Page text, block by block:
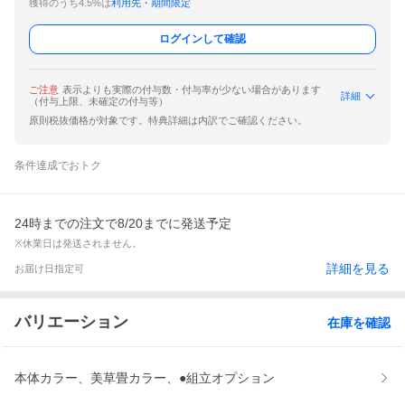
獲得のうち4.5%は利用先・期間限定
ログインして確認
ご注意 表示よりも実際の付与数・付与率が少ない場合があります
（付与上限、未確定の付与等）
詳細
原則税抜価格が対象です。特典詳細は内訳でご確認ください。
条件達成でおトク
24時までの注文で8/20までに発送予定
※休業日は発送されません。
お届け日指定可 詳細を見る
バリエーション 在庫を確認
本体カラー、美草畳カラー、●組立オプション